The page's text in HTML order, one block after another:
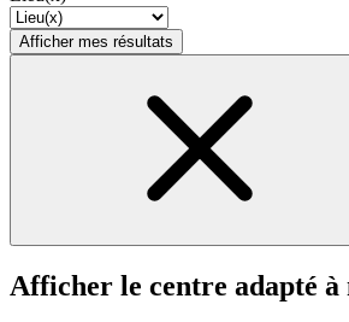
Afficher mes résultats
Afficher le centre adapté à